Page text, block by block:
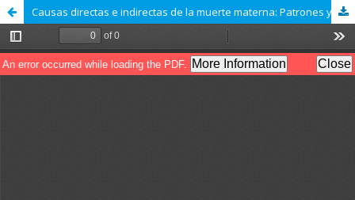
Causas directas e indirectas de la muerte materna: Patrones y cambios en el perfil etiológico ecuatoriano